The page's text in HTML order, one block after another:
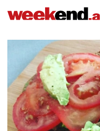
zum